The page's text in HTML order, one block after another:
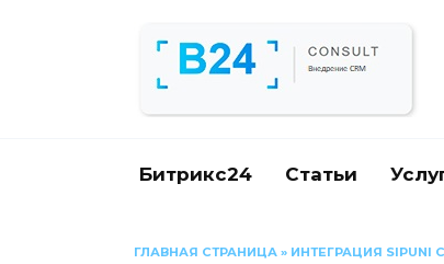
Битрикс24 Статьи
ГЛАВНАЯ СТРАНИЦА » ИНТЕГРАЦИЯ